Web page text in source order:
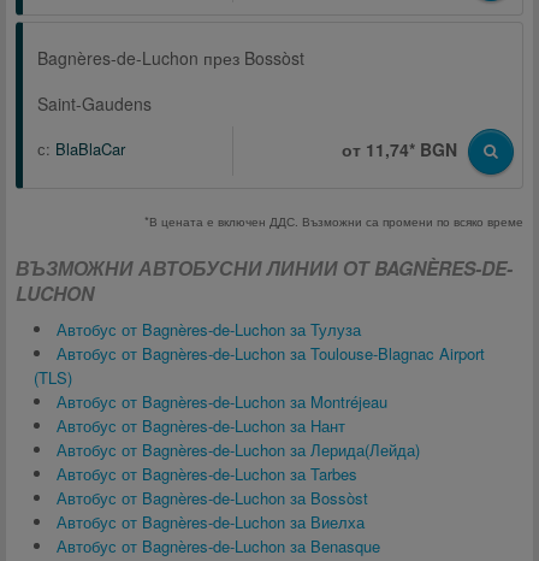
Bagnères-de-Luchon през Bossòst
Saint-Gaudens
с: BlaBlaCar от 11,74* BGN
*В цената е включен ДДС. Възможни са промени по всяко време
ВЪЗМОЖНИ АВТОБУСНИ ЛИНИИ ОТ BAGNÈRES-DE-
LUCHON
Автобус от Bagnères-de-Luchon за Тулуза
Автобус от Bagnères-de-Luchon за Toulouse-Blagnac Airport
(TLS)
Автобус от Bagnères-de-Luchon за Montréjeau
Автобус от Bagnères-de-Luchon за Нант
Автобус от Bagnères-de-Luchon за Лерида(Лейда)
Автобус от Bagnères-de-Luchon за Tarbes
Автобус от Bagnères-de-Luchon за Bossòst
Автобус от Bagnères-de-Luchon за Виелха
Автобус от Bagnères-de-Luchon за Benasque